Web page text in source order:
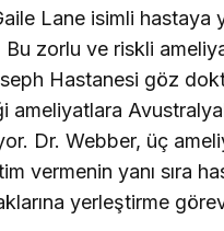
Lane isimli hastaya
Bu zorlu ve riskli
Hastanesi göz
Dr. Webber, üç
vermenin yanı sıra
yerleştirme